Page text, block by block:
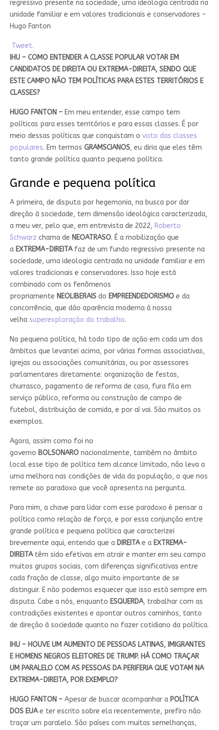
regressivo presente na sociedade, uma ideologia centrada na
unidade familiar e em valores tradicionais e conservadores –
Hugo Fanton
Tweet.
IHU – COMO ENTENDER A CLASSE POPULAR VOTAR EM
CANDIDATOS DE DIREITA OU EXTREMA-DIREITA, SENDO QUE
ESTE CAMPO NÃO TEM POLÍTICAS PARA ESTES TERRITÓRIOS E
CLASSES?
HUGO FANTON –Em meu entender, esse campo tem
políticas para esses territórios e para essas classes. É por
meio dessas políticas que conquistam o voto das classes
populares. Em termos GRAMSCIANOS, eu diria que eles têm
tanto grande política quanto pequena política.
Grande e pequena política
A primeira, de disputa por hegemonia, na busca por dar
direção à sociedade, tem dimensão ideológica caracterizada,
a meu ver, pelo que, em entrevista de 2022, Roberto
Schwarz chama de NEOATRASO. É a mobilização que
a EXTREMA-DIREITAfaz de um fundo regressivo presente na
sociedade, uma ideologia centrada na unidade familiar e em
valores tradicionais e conservadores. Isso hoje está
combinado com os fenômenos
propriamente NEOLIBERAISdo EMPREENDEDORISMOe da
concorrência, que dão aparência moderna à nossa
velha superexploração do trabalho.
Na pequena política, há todo tipo de ação em cada um dos
âmbitos que levantei acima, por várias formas associativas,
igrejas ou associações comunitárias, ou por assessores
parlamentares diretamente: organização de festas,
churrasco, pagamento de reforma de casa, fura fila em
serviço público, reforma ou construção de campo de
futebol, distribuição de comida, e por aí vai. São muitos os
exemplos.
Agora, assim como foi no
governo BOLSONAROnacionalmente, também no âmbito
local esse tipo de política tem alcance limitado, não leva a
uma melhora nas condições de vida da população, o que nos
remete ao paradoxo que você apresenta na pergunta.
Para mim, a chave para lidar com esse paradoxo é pensar a
política como relação de força, e por essa conjunção entre
grande política e pequena política que caracterizei
brevemente aqui, entendo que a DIREITAe a EXTREMA-
DIREITAtêm sido efetivas em atrair e manter em seu campo
muitos grupos sociais, com diferenças significativas entre
cada fração de classe, algo muito importante de se
distinguir. E não podemos esquecer que isso está sempre em
disputa. Cabe a nós, enquanto ESQUERDA, trabalhar com as
contradições existentes e apontar outros caminhos, tanto
de direção à sociedade quanto no fazer cotidiano da política.
IHU – HOUVE UM AUMENTO DE PESSOAS LATINAS, IMIGRANTES
E HOMENS NEGROS ELEITORES DE TRUMP. HÁ COMO TRAÇAR
UM PARALELO COM AS PESSOAS DA PERIFERIA QUE VOTAM NA
EXTREMA-DIREITA, POR EXEMPLO?
HUGO FANTON –Apesar de buscar acompanhar a POLÍTICA
DOS EUAe ter escrito sobre ela recentemente, prefiro não
traçar um paralelo. São países com muitas semelhanças,